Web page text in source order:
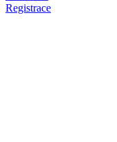
Registrace